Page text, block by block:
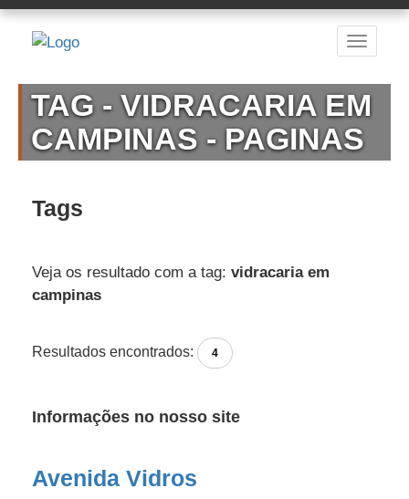
TAG - VIDRACARIA EM
CAMPINAS - PAGINAS
Tags
Veja os resultado com a tag: vidracaria em
campinas
Resultados encontrados: 4
Informações no nosso site
Avenida Vidros